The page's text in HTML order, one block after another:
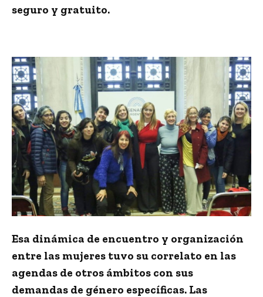
seguro y gratuito.
Esa dinámica de encuentro y organización
entre las mujeres tuvo su correlato en las
agendas de otros ámbitos con sus
demandas de género específicas. Las